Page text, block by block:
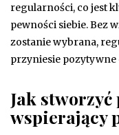
regularności, co jest
pewności siebie. Bez
zostanie wybrana,
przyniesie
Jak
wspierający